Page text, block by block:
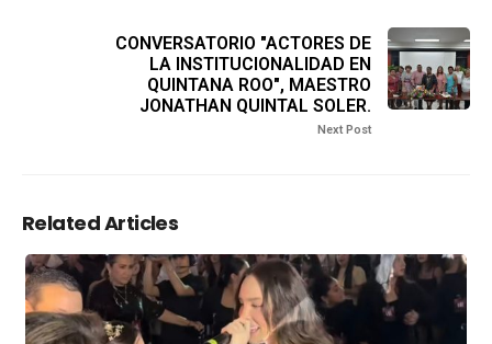
CONVERSATORIO "ACTORES DE
LA INSTITUCIONALIDAD EN
QUINTANA ROO", MAESTRO
JONATHAN QUINTAL SOLER.
Next Post
Related Articles